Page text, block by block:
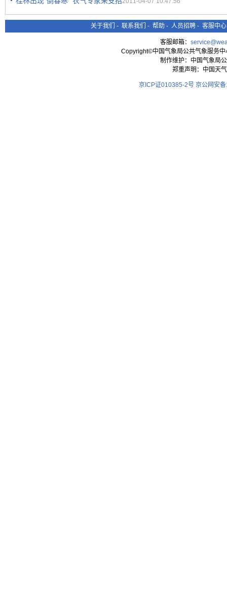
关于我们 - 联系我们 - 帮助 - 人员招聘 - 客服中心
客服邮箱：
Copyright©中国气象局公共气象服务
制作维护：中国气象局
郑重声明：中国天
京ICP证010385-2号 京公网安